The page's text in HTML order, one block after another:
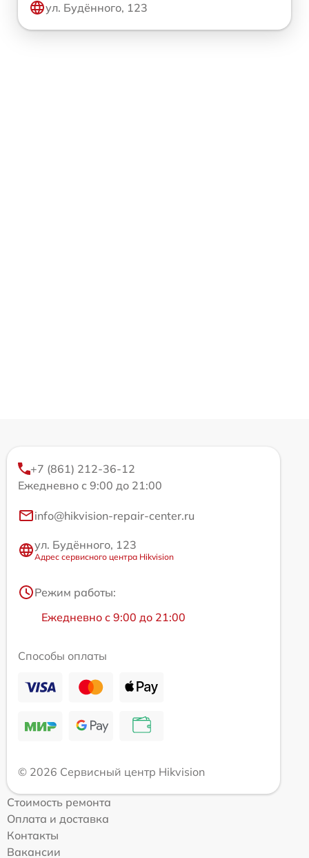
ул. Будённого, 123
+7 (861) 212-36-12
Ежедневно с 9:00 до 21:00
info@hikvision-repair-center.ru
ул. Будённого, 123
Адрес сервисного центра Hikvision
Режим работы:
Ежедневно с 9:00 до 21:00
Способы оплаты
© 2026 Сервисный центр Hikvision
Стоимость ремонта
Оплата и доставка
Контакты
Вакансии